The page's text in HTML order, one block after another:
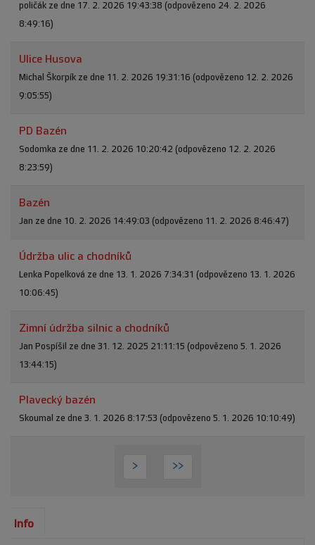
poličák ze dne 17. 2. 2026 19:43:38 (odpovězeno 24. 2. 2026
8:49:16)
Ulice Husova
Michal Škorpík ze dne 11. 2. 2026 19:31:16 (odpovězeno 12. 2. 2026
9:05:55)
PD Bazén
Sodomka ze dne 11. 2. 2026 10:20:42 (odpovězeno 12. 2. 2026
8:23:59)
Bazén
Jan ze dne 10. 2. 2026 14:49:03 (odpovězeno 11. 2. 2026 8:46:47)
Údržba ulic a chodníků
Lenka Popelková ze dne 13. 1. 2026 7:34:31 (odpovězeno 13. 1. 2026
10:06:45)
Zimní údržba silnic a chodníků
Jan Pospíšil ze dne 31. 12. 2025 21:11:15 (odpovězeno 5. 1. 2026
13:44:15)
Plavecký bazén
Skoumal ze dne 3. 1. 2026 8:17:53 (odpovězeno 5. 1. 2026 10:10:49)
> >>
Info